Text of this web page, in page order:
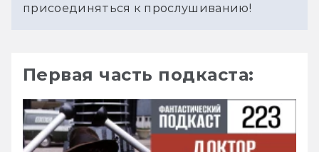
присоединяться к прослушиванию!
Первая часть подкаста: